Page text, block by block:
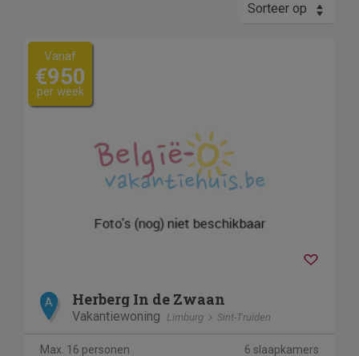
Sorteer op
Vanaf
€950
per week
A Herberg In de Zwaan
Vakantiewoning Limburg Sint-Truiden
Max. 16 personen 6 slaapkamers